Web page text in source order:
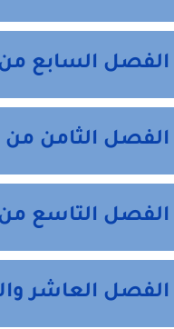
السابع من
الثامن من
التاسع من
العاشر